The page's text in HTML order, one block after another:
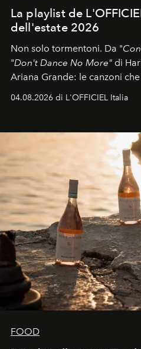
La playlist de
dell'estate 2026
Non solo tormentoni. Da "
"Don't Dance No More" di
Ariana Grande: le canzoni
colonna sonora della stagione.
04.08.2026 di L'OFFICIEL Italia
FOOD